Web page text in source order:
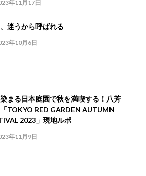
年11月17日
迷うから呼ばれる
年10月6日
まる日本庭園で秋を満喫する！八芳
TOKYO RED GARDEN AUTUMN
2023」現地ルポ
年11月9日